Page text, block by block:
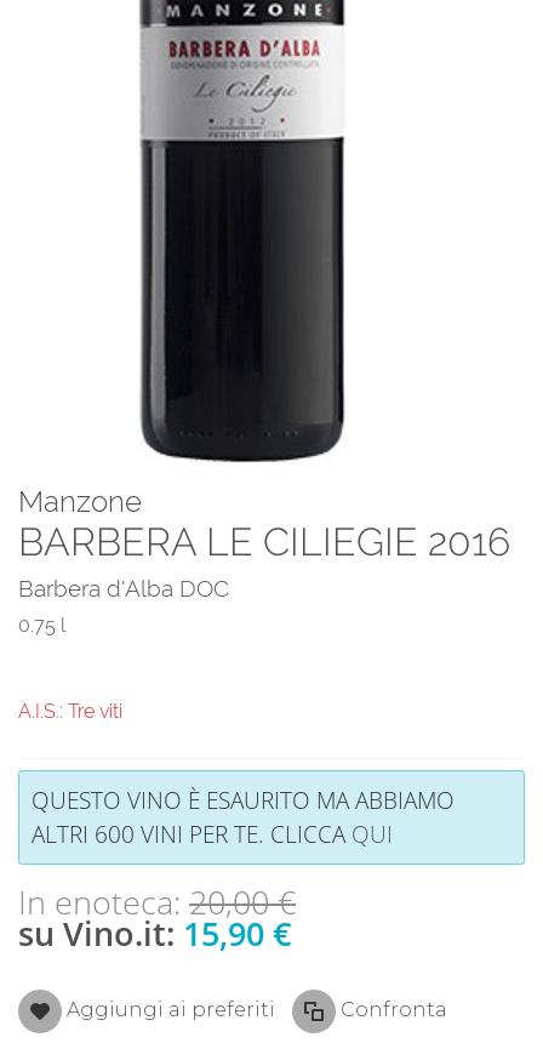
Manzone
BARBERA LE CILIEGIE 2016
Barbera d'Alba DOC
0.75 l
A.I.S.: Tre viti
QUESTO VINO È ESAURITO MA ABBIAMO
ALTRI 600 VINI PER TE. CLICCAQUI
In enoteca: 20,00 €
su Vino.it: 15,90 €
Aggiungi ai preferiti Confronta